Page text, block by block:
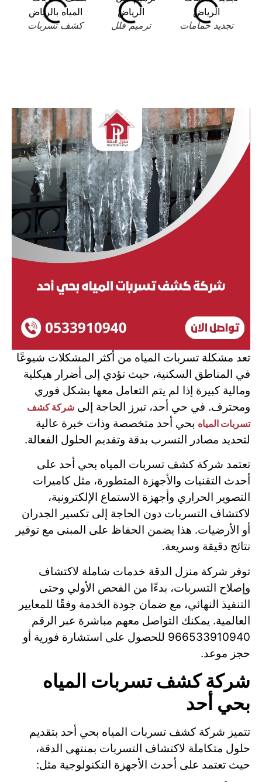
كشف تسربات ترميم فلل تجديد حمامات
تعد مشكلة تسربات المياه من أكثر المشكلات شيوعًا
في المناطق السكنية، حيث تؤدي إلى أضرار هيكلية
ومالية كبيرة إذا لم يتم التعامل معها بشكل فوري
ومحترف. في حي أحد، تبرز الحاجة إلى شركة كشف
تسربات المياه بحي أحد متخصصة وذات خبرة عالية
لتحديد مصادر التسرب بدقة وتقديم الحلول الفعالة.
تعتمد شركة كشف تسربات المياه بحي أحد على
أحدث التقنيات والأجهزة المتطورة، مثل كاميرات
التصوير الحراري وأجهزة الاستماع الإلكترونية،
لاكتشاف التسربات دون الحاجة إلى تكسير الجدران
أو الأرضيات. هذا يضمن الحفاظ على المبنى مع توفير
نتائج دقيقة وسريعة.
توفر شركة منزل الدقة خدمات شاملة لاكتشاف
وإصلاح التسربات، بدءًا من الفحص الأولي وحتى
التنفيذ النهائي، مع ضمان جودة الخدمة وفقًا للمعايير
العالمية. يمكنك التواصل معهم مباشرة عبر الرقم
966533910940 للحصول على استشارة فورية أو
حجز موعد.
شركة كشف تسربات المياه
بحي أحد
تتميز شركة كشف تسربات المياه بحي أحد بتقديم
حلول متكاملة لاكتشاف التسربات بمنتهى الدقة،
حيث تعتمد على أحدث الأجهزة التكنولوجية مثل: